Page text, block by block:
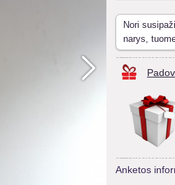
Nori
narys,
Anketos